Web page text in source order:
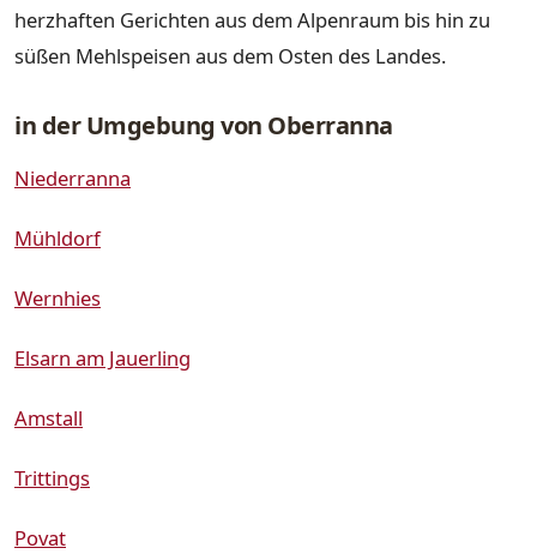
herzhaften Gerichten aus dem Alpenraum bis hin zu
süßen Mehlspeisen aus dem Osten des Landes.
in der Umgebung von Oberranna
Niederranna
Mühldorf
Wernhies
Elsarn am Jauerling
Amstall
Trittings
Povat